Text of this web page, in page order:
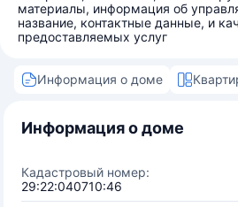
материалы, информация об
название, контактные данные, и
предоставляемых услуг
Информация о доме
Информация о доме
Кадастровый номер:
29:22:040710:46